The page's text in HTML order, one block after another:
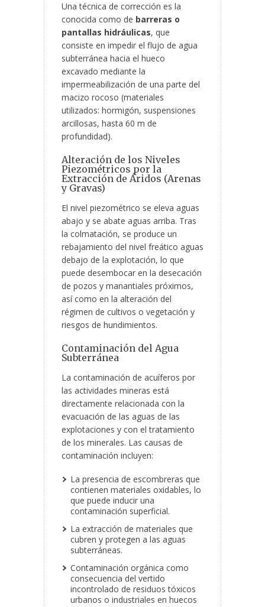
Una técnica de corrección es la
conocida como de barreras o
pantallas hidráulicas, que
consiste en impedir el flujo de agua
subterránea hacia el hueco
excavado mediante la
impermeabilización de una parte del
macizo rocoso (materiales
utilizados: hormigón, suspensiones
arcillosas, hasta 60 m de
profundidad).
Alteración de los Niveles
Piezométricos por la
Extracción de Áridos (Arenas
y Gravas)
El nivel piezométrico se eleva aguas
abajo y se abate aguas arriba. Tras
la colmatación, se produce un
rebajamiento del nivel freático aguas
debajo de la explotación, lo que
puede desembocar en la desecación
de pozos y manantiales próximos,
así como en la alteración del
régimen de cultivos o vegetación y
riesgos de hundimientos.
Contaminación del Agua
Subterránea
La contaminación de acuíferos por
las actividades mineras está
directamente relacionada con la
evacuación de las aguas de las
explotaciones y con el tratamiento
de los minerales. Las causas de
contaminación incluyen:
La presencia de escombreras que
contienen materiales oxidables, lo
que puede inducir una
contaminación superficial.
La extracción de materiales que
cubren y protegen a las aguas
subterráneas.
Contaminación orgánica como
consecuencia del vertido
incontrolado de residuos tóxicos
urbanos o industriales en huecos